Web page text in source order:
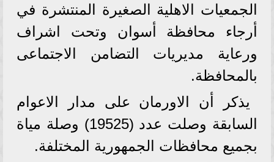
الجمعيات الاهلية الصغيرة المنتشرة في
أرجاء محافظة أسوان وتحت اشراف
ورعاية مديريات التضامن الاجتماعى
بالمحافظة.
يذكر أن الاورمان على مدار الاعوام
السابقة وصلت عدد (19525) وصلة مياة
بجميع محافظات الجمهورية المختلفة.